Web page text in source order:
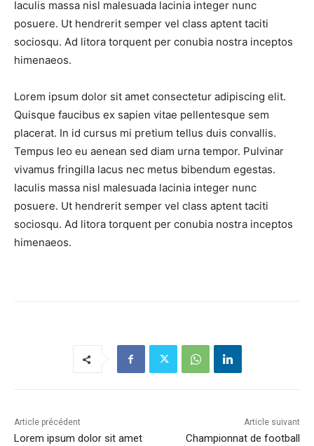
Iaculis massa nisl malesuada lacinia integer nunc
posuere. Ut hendrerit semper vel class aptent taciti
sociosqu. Ad litora torquent per conubia nostra inceptos
himenaeos.
Lorem ipsum dolor sit amet consectetur adipiscing elit.
Quisque faucibus ex sapien vitae pellentesque sem
placerat. In id cursus mi pretium tellus duis convallis.
Tempus leo eu aenean sed diam urna tempor. Pulvinar
vivamus fringilla lacus nec metus bibendum egestas.
Iaculis massa nisl malesuada lacinia integer nunc
posuere. Ut hendrerit semper vel class aptent taciti
sociosqu. Ad litora torquent per conubia nostra inceptos
himenaeos.
Article précédent
Lorem ipsum dolor sit amet
Article suivant
Championnat de football